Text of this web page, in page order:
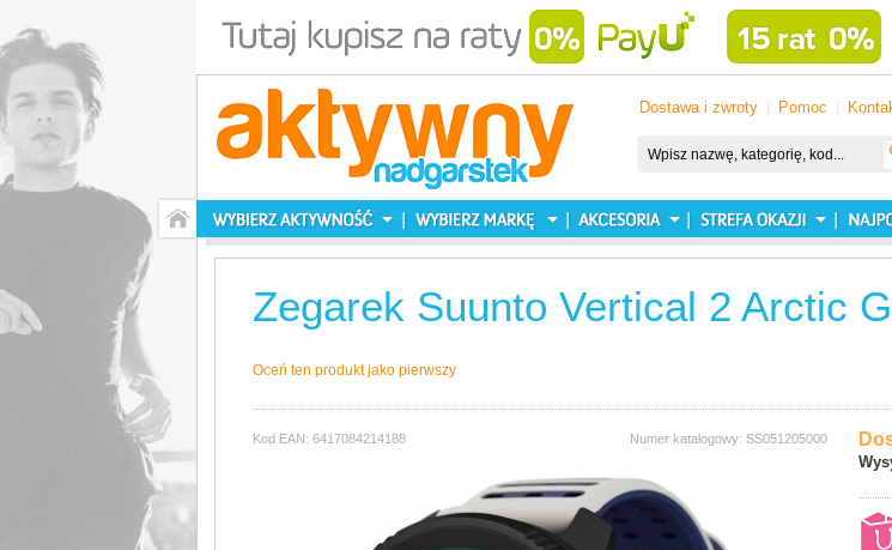
Dostawa i zwroty Pomoc
Zegarek Suunto Vertical 2 Arctic
Oceń ten produkt jako pierwszy
Kod EAN: 6417084214188 Numer katalogowy: SS051205000